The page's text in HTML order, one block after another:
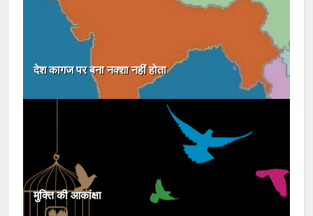
देश कागज पर बना नक्शा नहीं होता
मुक्ति की आकांक्षा